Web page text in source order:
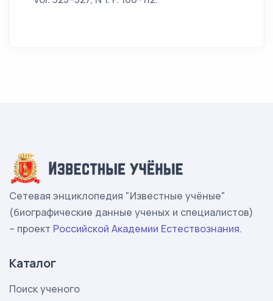
Сетевая энциклопедия "Известные учёные"
(биографические данные ученых и специалистов)
– проект Российской Академии Естествознания.
Каталог
Поиск ученого